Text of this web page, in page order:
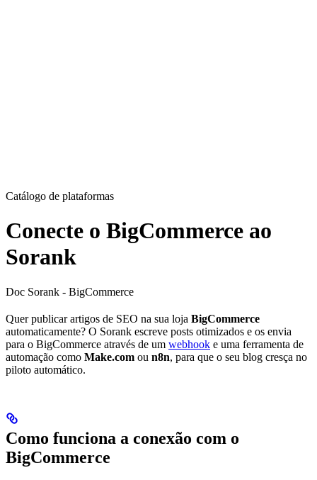
Catálogo de plataformas
Conecte o BigCommerce ao
Sorank
Doc Sorank - BigCommerce
Quer publicar artigos de SEO na sua loja BigCommerce
automaticamente? O Sorank escreve posts otimizados e os envia
para o BigCommerce através de um webhook e uma ferramenta de
automação como Make.com ou n8n, para que o seu blog cresça no
piloto automático.
Como funciona a conexão com o
BigCommerce